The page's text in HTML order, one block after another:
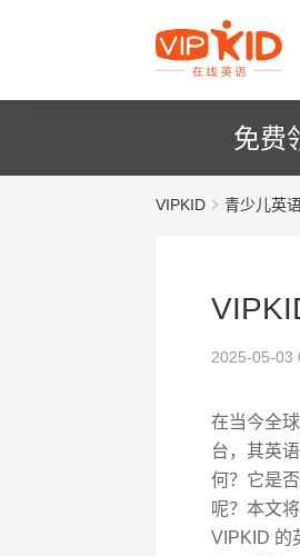
免费
VIPKID 青少儿英
2025-05-03
在当今全
台，其英
何？它是
呢？本文
VIPKID 的